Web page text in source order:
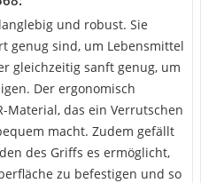
und robust. Sie
genug sind, um Lebensmittel
gleichzeitig sanft genug, um
Der ergonomisch
Material, das ein Verrutschen
macht. Zudem gefällt
des Griffs es ermöglicht,
zu befestigen und so